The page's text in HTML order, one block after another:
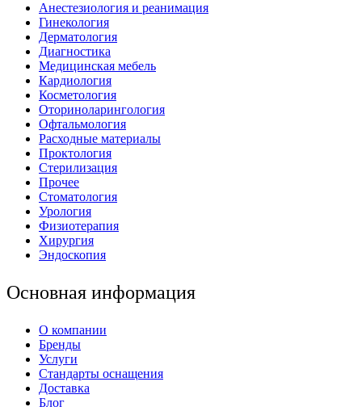
Анестезиология и реанимация
Гинекология
Дерматология
Диагностика
Медицинская мебель
Кардиология
Косметология
Оториноларингология
Офтальмология
Расходные материалы
Проктология
Стерилизация
Прочее
Стоматология
Урология
Физиотерапия
Хирургия
Эндоскопия
Основная информация
О компании
Бренды
Услуги
Стандарты оснащения
Доставка
Блог